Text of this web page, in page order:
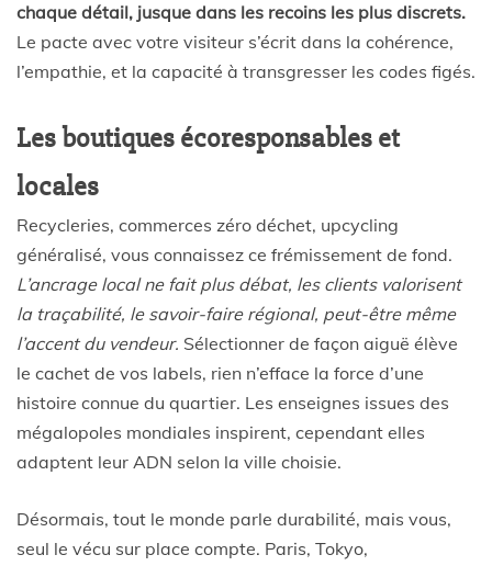
chaque détail, jusque dans les recoins les plus discrets.
Le pacte avec votre visiteur s’écrit dans la cohérence,
l’empathie, et la capacité à transgresser les codes figés.
Les boutiques écoresponsables et
locales
Recycleries, commerces zéro déchet, upcycling
généralisé, vous connaissez ce frémissement de fond.
L’ancrage local ne fait plus débat, les clients valorisent
la traçabilité, le savoir-faire régional, peut-être même
l’accent du vendeur. Sélectionner de façon aiguë élève
le cachet de vos labels, rien n’efface la force d’une
histoire connue du quartier. Les enseignes issues des
mégalopoles mondiales inspirent, cependant elles
adaptent leur ADN selon la ville choisie.
Désormais, tout le monde parle durabilité, mais vous,
seul le vécu sur place compte. Paris, Tokyo,